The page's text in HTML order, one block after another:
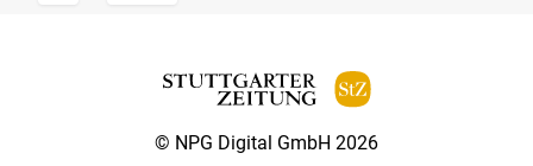
© NPG Digital GmbH 2026